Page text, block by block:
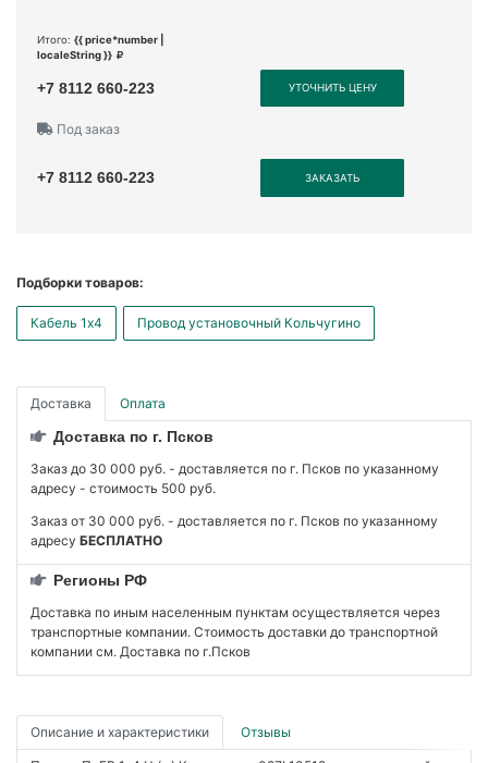
Итого: {{ price*number |
localeString }}
+7 8112 660-223 УТОЧНИТЬ ЦЕНУ
Под заказ
+7 8112 660-223 ЗАКАЗАТЬ
Подборки товаров:
Кабель 1x4 Провод установочный Кольчугино
Доставка Оплата
Доставка по г. Псков
Заказ до 30 000 руб. - доставляется по г. Псков по указанному
адресу - стоимость 500 руб.
Заказ от 30 000 руб. - доставляется по г. Псков по указанному
адресу БЕСПЛАТНО
Регионы РФ
Доставка по иным населенным пунктам осуществляется через
транспортные компании. Стоимость доставки до транспортной
компании см. Доставка по г.Псков
Описание и характеристики Отзывы